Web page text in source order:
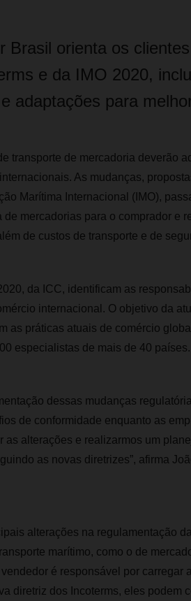
Brasil orienta os
e da IMO 2020,
adaptações para
transporte de mercadoria deverão
As mudanças,
Marítima Internacional (IMO),
de mercadorias para o comprador e
de custos de transporte e de
da ICC, identificam as
internacional. O objetivo da
as práticas atuais de comércio
especialistas de mais de 40 países.
dessas mudanças
de conformidade enquanto as
as alterações e realizarmos um
as novas diretrizes”, afirma
alterações na regulamentação
marítimo, como o de
é responsável por carregar
diretriz dos Incoterms, eles podem